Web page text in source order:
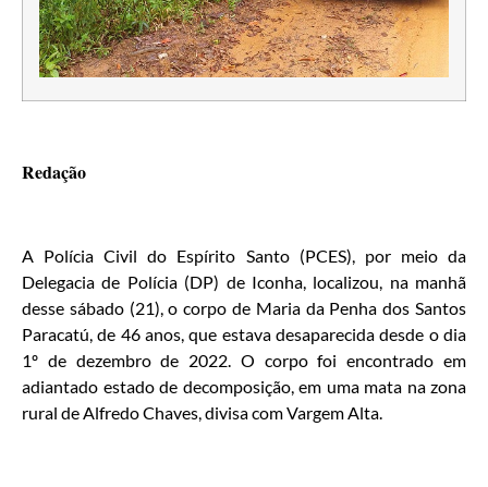
Redação
A Polícia Civil do Espírito Santo (PCES), por meio da
Delegacia de Polícia (DP) de Iconha, localizou, na manhã
desse sábado (21), o corpo de Maria da Penha dos Santos
Paracatú, de 46 anos, que estava desaparecida desde o dia
1º de dezembro de 2022. O corpo foi encontrado em
adiantado estado de decomposição, em uma mata na zona
rural de Alfredo Chaves, divisa com Vargem Alta.